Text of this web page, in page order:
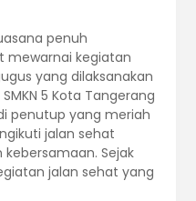
penuh
mewarnai kegiatan
yang dilaksanakan
5 Kota Tangerang
penutup yang meriah
jalan sehat
Sejak
jalan sehat yang